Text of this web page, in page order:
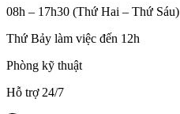
08h – 17h30 (Thứ Hai – Thứ Sáu)
Thứ Bảy làm việc đến 12h
Phòng kỹ thuật
Hỗ trợ 24/7